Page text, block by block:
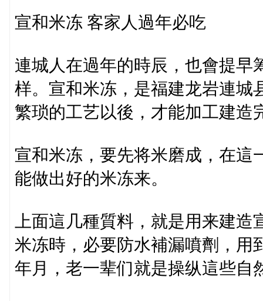
宣和米冻 客家人過年必吃
連城人在過年的時辰，也會提早
样。宣和米冻，是福建龙岩連城
繁琐的工艺以後，才能加工建造
宣和米冻，要先将米磨成，在這
能做出好的米冻来。
上面這几種質料，就是用来建
米冻時，必要防水補漏噴劑，用
年月，老一辈们就是操纵這些自